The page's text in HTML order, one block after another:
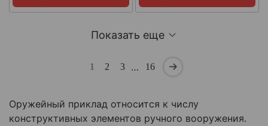
Показать еще
1 2 3 … 16
Оружейный приклад относится к числу
конструктивных элементов ручного вооружения.